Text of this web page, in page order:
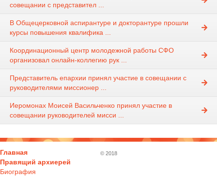
совещании с представител ...
В Общецерковной аспирантуре и докторантуре прошли
курсы повышения квалифика ...
Координационный центр молодежной работы СФО
организовал онлайн-коллегию рук ...
Представитель епархии принял участие в совещании с
руководителями миссионер ...
Иеромонах Моисей Васильченко принял участие в
совещании руководителей мисси ...
Главная
Правящий архиерей
Биография
© 2018